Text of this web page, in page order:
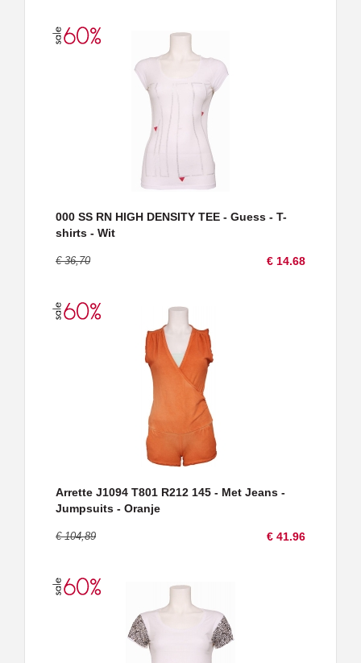
000 SS RN HIGH DENSITY TEE - Guess - T-
shirts - Wit
€ 36,70 € 14.68
Arrette J1094 T801 R212 145 - Met Jeans -
Jumpsuits - Oranje
€ 104,89 € 41.96